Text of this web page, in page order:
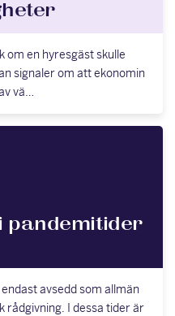
om en hyresgäst skulle
signaler om att ekonomin
vä…
pandemitider
avsedd som allmän
rådgivning. I dessa tider är